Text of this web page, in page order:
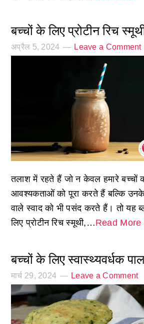
बच्चों के लिए प्रोटीन रिच
अप्रैल 5, 2024 Leave a Comment
तलाश में रहते हैं जो न केवल हमारे बच्चों
आवश्यकताओं को पूरा करते हैं बल्कि
वाले स्वाद को भी पसंद करते हैं। तो यह
लिए प्रोटीन रिच स्मूथी,…Read More
बच्चों के लिए स्वास्थ्यवर्धक
मार्च 29, 2024 Leave a Comment